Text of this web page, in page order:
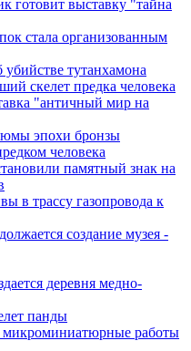
готовит выставку "тайна
стала организованным
тутанхамона
скелет предка человека
"античный мир на
эпохи бронзы
человека
памятный знак на
в трассу газопровода к
создание музея -
деревня медно-
панды
микроминиатюрные работы